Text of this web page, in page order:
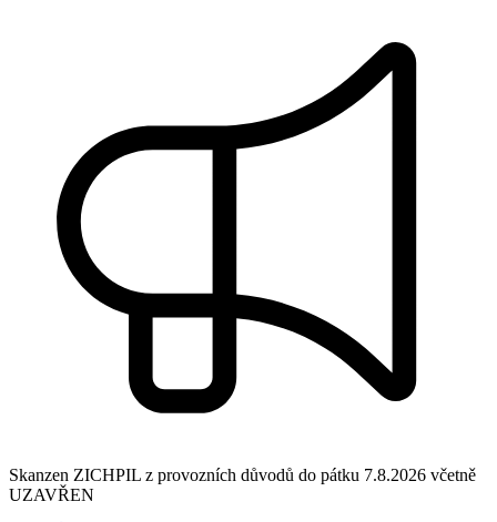
Skanzen ZICHPIL z provozních důvodů do pátku 7.8.2026 včetně
UZAVŘEN